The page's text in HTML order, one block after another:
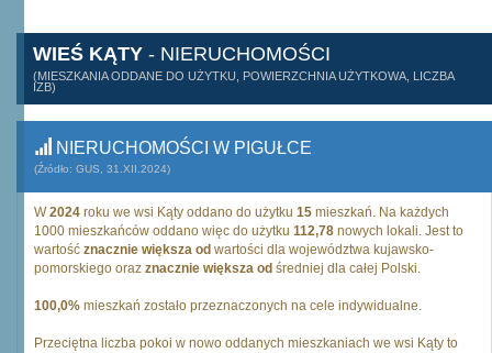
WIEŚ KĄTY - NIERUCHOMOŚCI
(MIESZKANIA ODDANE DO UŻYTKU, POWIERZCHNIA UŻYTKOWA, LICZBA
IZB)
NIERUCHOMOŚCI W PIGUŁCE
(Źródło: GUS, 31.XII.2024)
W2024 roku we wsi Kąty oddano do użytku 15 mieszkań. Na każdych
1000 mieszkańców oddano więc do użytku 112,78 nowych lokali. Jest to
wartość znacznie większa od wartości dla województwa kujawsko-
pomorskiego oraz znacznie większa od średniej dla całej Polski.
100,0% mieszkań zostało przeznaczonych na cele indywidualne.
Przeciętna liczba pokoi w nowo oddanych mieszkaniach we wsi Kąty to